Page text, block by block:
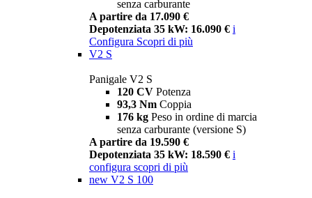
senza carburante
A partire da 17.090 €
Depotenziata 35 kW: 16.090 € i
Configura Scopri di più
V2 S
Panigale V2 S
120 CV Potenza
93,3 Nm Coppia
176 kg Peso in ordine di marcia
senza carburante (versione S)
A partire da 19.590 €
Depotenziata 35 kW: 18.590 € i
configura scopri di più
new V2 S 100